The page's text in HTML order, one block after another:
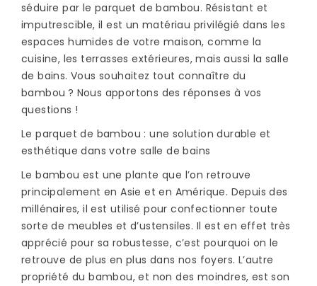
séduire par le parquet de bambou. Résistant et
imputrescible, il est un matériau privilégié dans les
espaces humides de votre maison, comme la
cuisine, les terrasses extérieures, mais aussi la salle
de bains. Vous souhaitez tout connaître du
bambou ? Nous apportons des réponses à vos
questions !
Le parquet de bambou : une solution durable et
esthétique dans votre salle de bains
Le bambou est une plante que l’on retrouve
principalement en Asie et en Amérique. Depuis des
millénaires, il est utilisé pour confectionner toute
sorte de meubles et d’ustensiles. Il est en effet très
apprécié pour sa robustesse, c’est pourquoi on le
retrouve de plus en plus dans nos foyers. L’autre
propriété du bambou, et non des moindres, est son